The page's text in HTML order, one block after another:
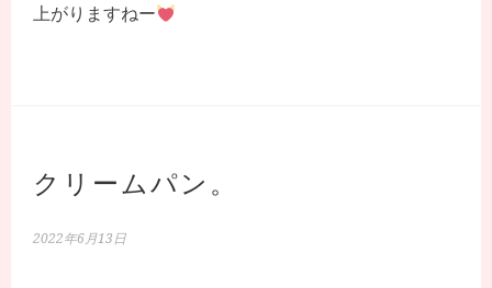
上がりますねー
クリームパン。
2022年6月13日